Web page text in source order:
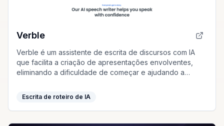
Verble
Verble é um assistente de escrita de discursos com IA
que facilita a criação de apresentações envolventes,
eliminando a dificuldade de começar e ajudando a
Escrita de roteiro de IA